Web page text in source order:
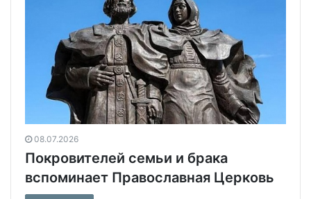
08.07.2026
Покровителей семьи и брака
вспоминает Православная Церковь